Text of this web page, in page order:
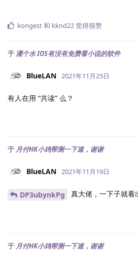
kongest和 kknd22觉得很赞
于 灌个水 IOS有没有免费看小说的软件
BlueLAN 2021年11月25日
有人在用 “共读” 么？
于 月付HK小鸡帮测一下速，谢谢
BlueLAN 2021年11月19日
DP3ubynkPg 真大佬，一下子就看
于 月付HK小鸡帮测一下速，谢谢